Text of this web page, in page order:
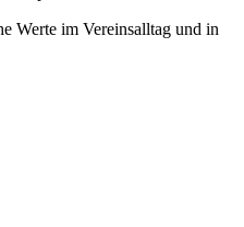
Werte im Vereinsalltag und in